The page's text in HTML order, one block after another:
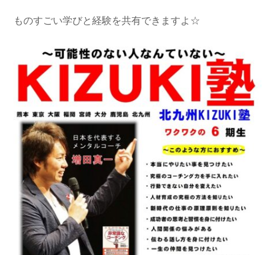
ものすごい学びと経験を共有できますよ☆